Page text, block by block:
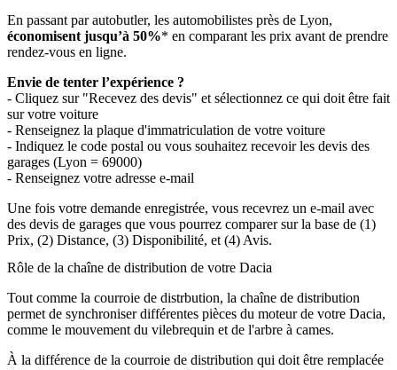
En passant par autobutler, les automobilistes près de Lyon,
économisent jusqu’à 50%* en comparant les prix avant de prendre
rendez-vous en ligne.
Envie de tenter l’expérience ?
- Cliquez sur "Recevez des devis" et sélectionnez ce qui doit être fait
sur votre voiture
- Renseignez la plaque d'immatriculation de votre voiture
- Indiquez le code postal ou vous souhaitez recevoir les devis des
garages (Lyon = 69000)
- Renseignez votre adresse e-mail
Une fois votre demande enregistrée, vous recevrez un e-mail avec
des devis de garages que vous pourrez comparer sur la base de (1)
Prix, (2) Distance, (3) Disponibilité, et (4) Avis.
Rôle de la chaîne de distribution de votre Dacia
Tout comme la courroie de distrbution, la chaîne de distribution
permet de synchroniser différentes pièces du moteur de votre Dacia,
comme le mouvement du vilebrequin et de l'arbre à cames.
À la différence de la courroie de distribution qui doit être remplacée